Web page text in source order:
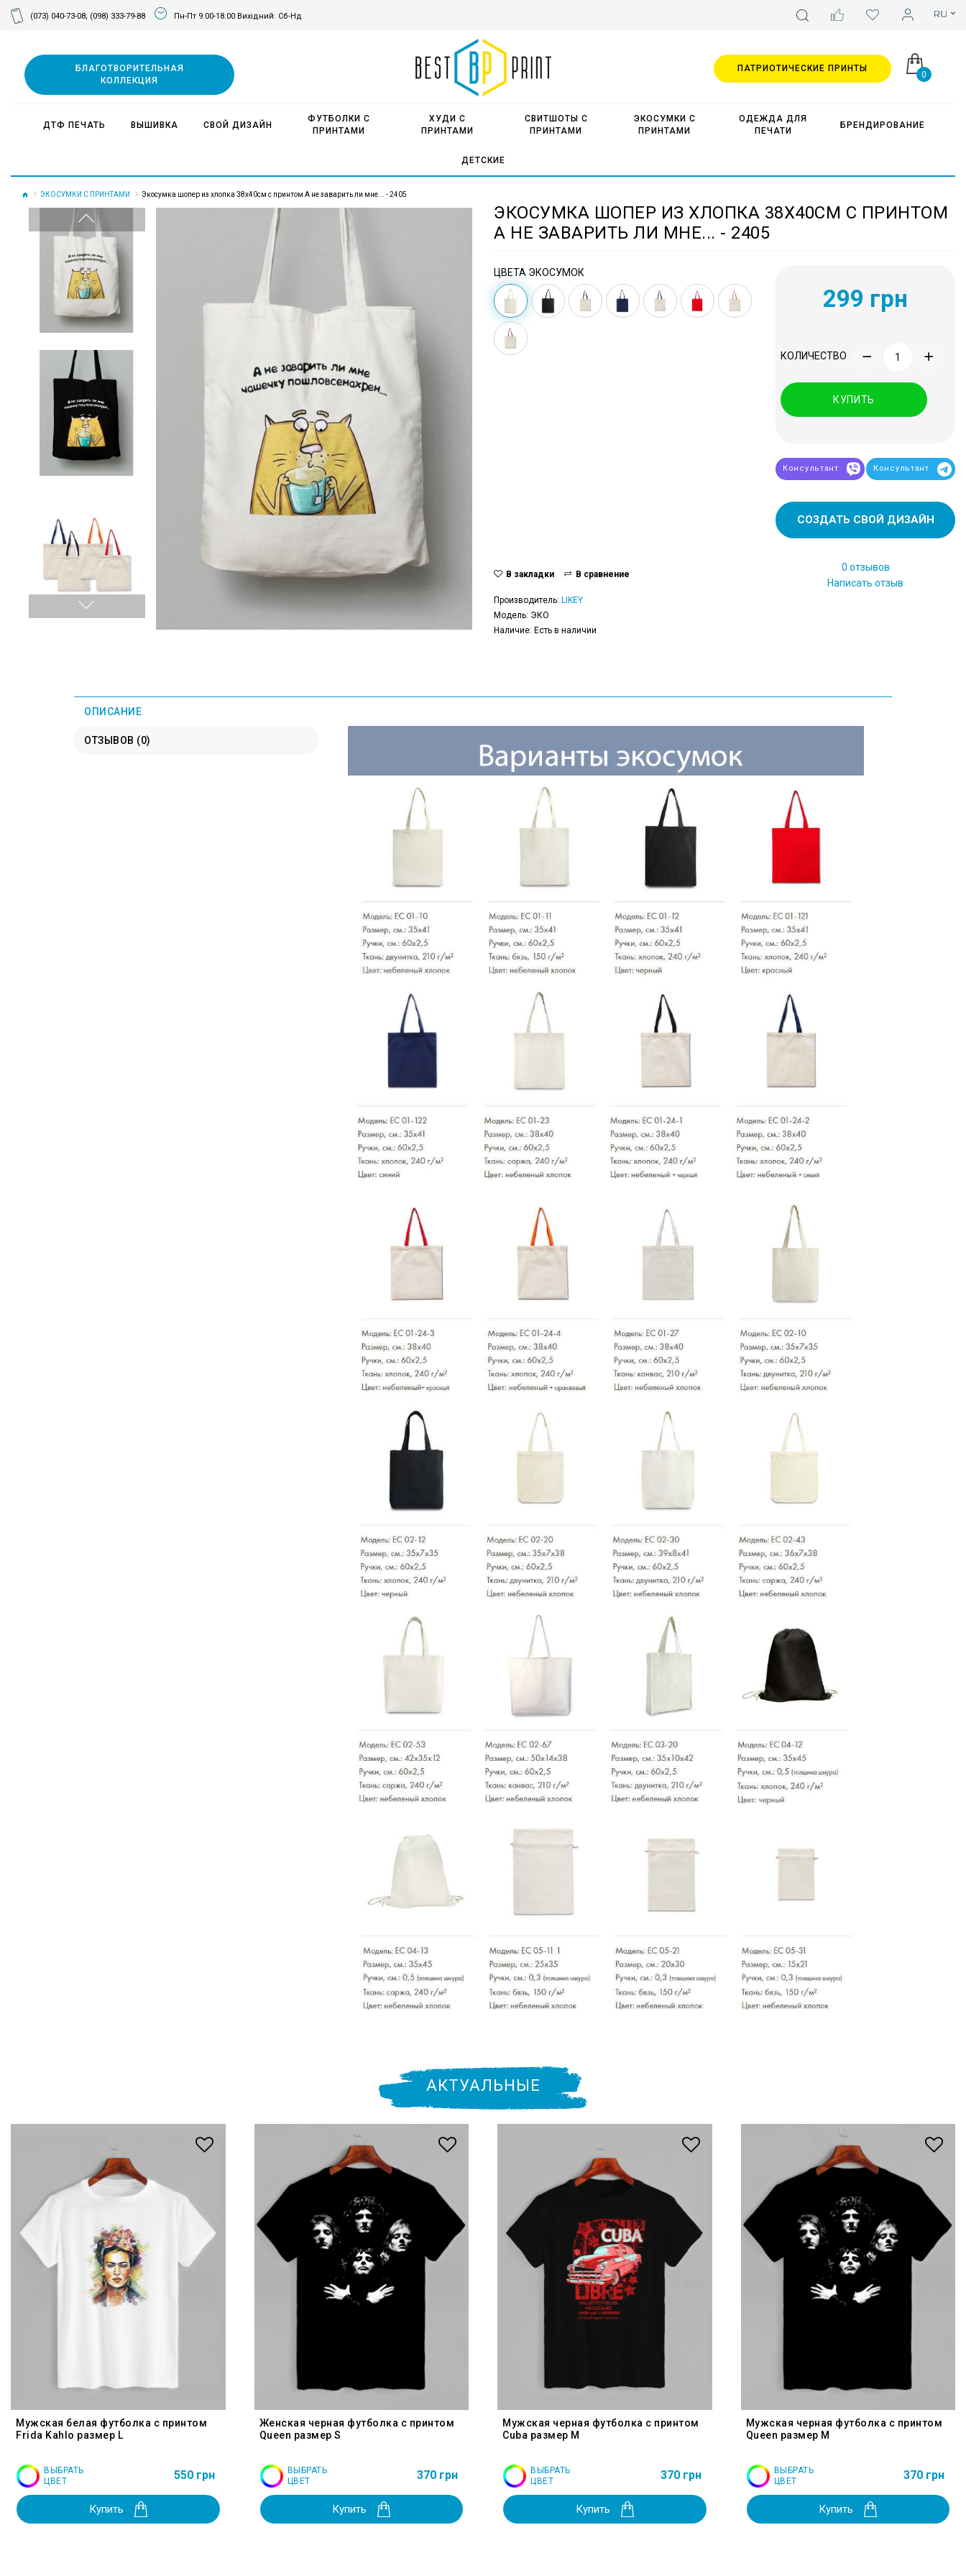
(073) 040-73-08; (098) 333-79-88 Пн-Пт 9.00-18.00 Вихідний: Сб-Нд
0
БЛАГОТВОРИТЕЛЬНАЯ
КОЛЛЕКЦИЯ
ДТФ ПЕЧАТЬ ВЫШИВКА СВОЙ ДИЗАЙН
ФУТБОЛКИ С
ПРИНТАМИ
ХУДИ С
ПРИНТАМИ
СВИТШОТЫ С
ПРИНТАМИ
ЭКОСУМКИ С
ПРИНТАМИ
ОДЕЖДА ДЛЯ
ПЕЧАТИ
БРЕНДИРОВАНИЕ
ДЕТСКИЕ
ПАТРИОТИЧЕСКИЕ ПРИНТЫ
ЭКОСУМКИ С ПРИНТАМИ Экосумка шопер из хлопка 38х40см с принтом А не заварить ли мне... - 2405
ЭКОСУМКА ШОПЕР ИЗ ХЛОПКА 38Х40СМ С ПРИНТОМ
А НЕ ЗАВАРИТЬ ЛИ МНЕ... - 2405
ЦВЕТА ЭКОСУМОК
299 грн
КОЛИЧЕСТВО
КУПИТЬ
Консультант Консультант
СОЗДАТЬ СВОЙ ДИЗАЙН
В закладки В сравнение
Производитель: LIKEY
Модель: ЭКО
Наличие: Есть в наличии
0 отзывов
Написать отзыв
ОПИСАНИЕ
ОТЗЫВОВ (0)
АКТУАЛЬНЫЕ
Мужская белая футболка с принтом
Frida Kahlo размер L
ВЫБРАТЬ
ЦВЕТ
550 грн
Купить
Женская черная футболка с принтом
Queen размер S
ВЫБРАТЬ
ЦВЕТ
370 грн
Купить
Мужская черная футболка с принтом
Cuba размер M
ВЫБРАТЬ
ЦВЕТ
370 грн
Купить
Мужская черная футболка с принтом
Queen размер M
ВЫБРАТЬ
ЦВЕТ
370 грн
Купить